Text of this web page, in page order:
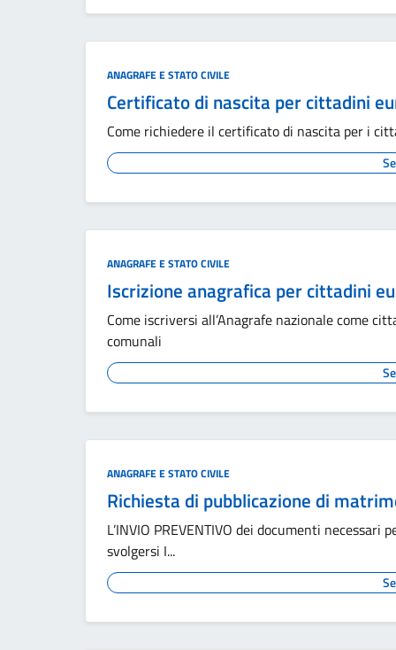
ANAGRAFE E STATO CIVILE
Certificato di nascita per cittadini
Come richiedere il certificato di nascita per i
ANAGRAFE E STATO CIVILE
Iscrizione anagrafica per cittadini
Come iscriversi all’Anagrafe nazionale come
comunali
ANAGRAFE E STATO CIVILE
Richiesta di pubblicazione di
L’INVIO PREVENTIVO dei documenti
svolgersi I...